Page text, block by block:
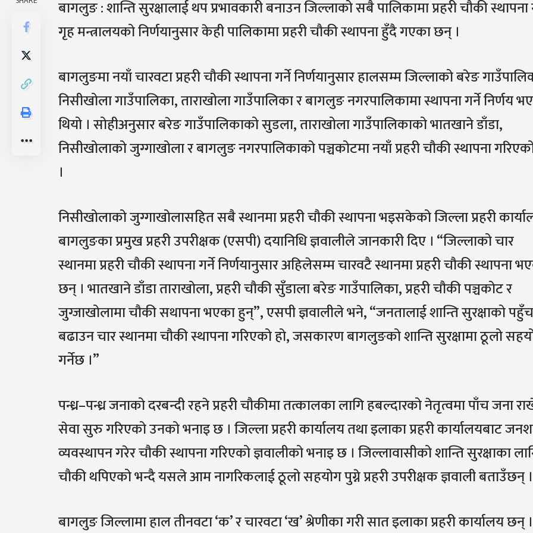
बागलुङ : शान्ति सुरक्षालाई थप प्रभावकारी बनाउन जिल्लाको सबै पालिकामा प्रहरी चौकी स्थापना
गृह मन्त्रालयको निर्णयानुसार केही पालिकामा प्रहरी चौकी स्थापना हुँदै गएका छन् ।
बागलुङमा नयाँ चारवटा प्रहरी चौकी स्थापना गर्ने निर्णयानुसार हालसम्म जिल्लाको बरेङ
निसीखोला गाउँपालिका, ताराखोला गाउँपालिका र बागलुङ नगरपालिकामा स्थापना गर्ने निर्णय
थियो । सोहीअनुसार बरेङ गाउँपालिकाको सुडला, ताराखोला गाउँपालिकाको भातखाने डाँडा,
निसीखोलाको जुग्गाखोला र बागलुङ नगरपालिकाको पञ्चकोटमा नयाँ प्रहरी चौकी स्थापना
।
निसीखोलाको जुग्गाखोलासहित सबै स्थानमा प्रहरी चौकी स्थापना भइसकेको जिल्ला प्रहरी
बागलुङका प्रमुख प्रहरी उपरीक्षक (एसपी) दयानिधि ज्ञवालीले जानकारी दिए । “जिल्लाको चार
स्थानमा प्रहरी चौकी स्थापना गर्ने निर्णयानुसार अहिलेसम्म चारवटै स्थानमा प्रहरी चौकी स्थापना
छन् । भातखाने डाँडा ताराखोला, प्रहरी चौकी सुँडाला बरेङ गाउँपालिका, प्रहरी चौकी पञ्चकोट र
जुग्जाखोलामा चौकी सथापना भएका हुन्”, एसपी ज्ञवालीले भने, “जनतालाई शान्ति सुरक्षाको पहुँच
बढाउन चार स्थानमा चौकी स्थापना गरिएको हो, जसकारण बागलुङको शान्ति सुरक्षामा ठूलो
गर्नेछ ।”
पन्ध्र–पन्ध्र जनाको दरबन्दी रहने प्रहरी चौकीमा तत्कालका लागि हबल्दारको नेतृत्वमा पाँच जना
सेवा सुरु गरिएको उनको भनाइ छ । जिल्ला प्रहरी कार्यालय तथा इलाका प्रहरी कार्यालयबाट
व्यवस्थापन गरेर चौकी स्थापना गरिएको ज्ञवालीको भनाइ छ । जिल्लावासीको शान्ति सुरक्षाका
चौकी थपिएको भन्दै यसले आम नागरिकलाई ठूलो सहयोग पुग्ने प्रहरी उपरीक्षक ज्ञवाली बताउँछन् ।
बागलुङ जिल्लामा हाल तीनवटा ‘क’ र चारवटा ‘ख’ श्रेणीका गरी सात इलाका प्रहरी कार्यालय छन् ।